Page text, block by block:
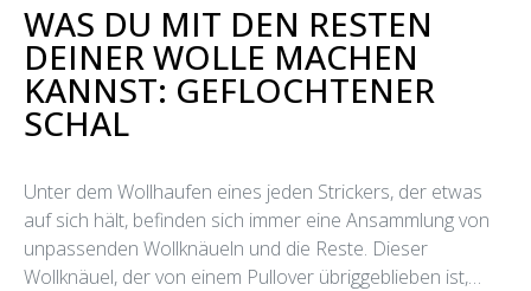
WAS DU MIT DEN RESTEN
DEINER WOLLE MACHEN
KANNST: GEFLOCHTENER
SCHAL
Unter dem Wollhaufen eines jeden Strickers, der etwas
auf sich hält, befinden sich immer eine Ansammlung von
unpassenden Wollknäueln und die Reste. Dieser
Wollknäuel, der von einem Pullover übriggeblieben ist,…